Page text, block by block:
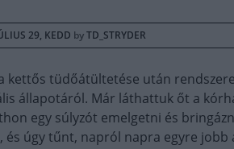
29, KEDD byTD_STRYDER
kettős tüdőátültetése után
állapotáról. Már láthattuk őt a
egy súlyzót emelgetni és
és úgy tűnt, napról napra egyre jobb